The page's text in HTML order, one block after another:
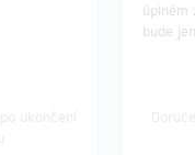
úplném
bude